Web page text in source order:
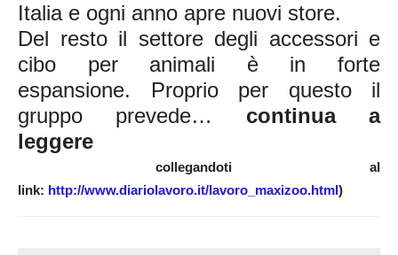
Italia e ogni anno apre nuovi store.
Del resto il settore degli accessori e
cibo per animali è in forte
espansione. Proprio per questo il
gruppo prevede… continua a
leggere
collegandoti al
link: http://www.diariolavoro.it/lavoro_maxizoo.html)